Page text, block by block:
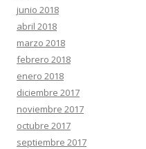
junio 2018
abril 2018
marzo 2018
febrero 2018
enero 2018
diciembre 2017
noviembre 2017
octubre 2017
septiembre 2017